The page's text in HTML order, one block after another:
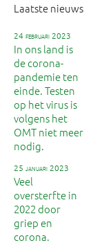
Laatste nieuws
24 februari 2023
In ons land is
de corona-
pandemie ten
einde. Testen
op het virus is
volgens het
OMT niet meer
nodig.
25 januari 2023
Veel
oversterfte in
2022 door
griep en
corona.